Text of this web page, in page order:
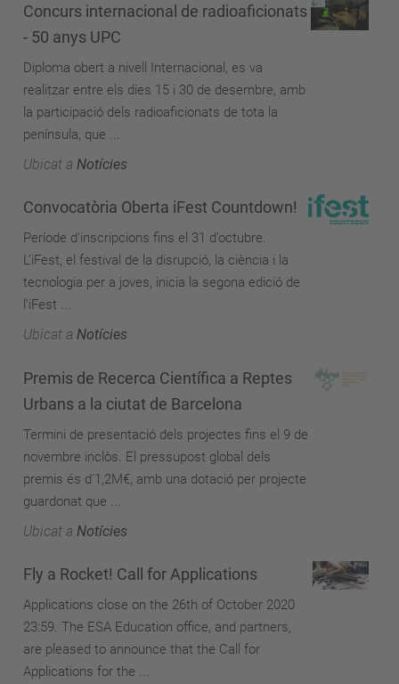
Concurs internacional de radioaficionats
- 50 anys UPC
Diploma obert a nivell Internacional, es va
realitzar entre els dies 15 i 30 de desembre, amb
la participació dels radioaficionats de tota la
península, que ...
Ubicat a Notícies
Convocatòria Oberta iFest Countdown!
Període d'inscripcions fins el 31 d’octubre.
L’iFest, el festival de la disrupció, la ciència i la
tecnologia per a joves, inicia la segona edició de
l’iFest ...
Ubicat a Notícies
Premis de Recerca Científica a Reptes
Urbans a la ciutat de Barcelona
Termini de presentació dels projectes fins el 9 de
novembre inclòs. El pressupost global dels
premis és d’1,2M€, amb una dotació per projecte
guardonat que ...
Ubicat a Notícies
Fly a Rocket! Call for Applications
Applications close on the 26th of October 2020
23:59. The ESA Education office, and partners,
are pleased to announce that the Call for
Applications for the ...